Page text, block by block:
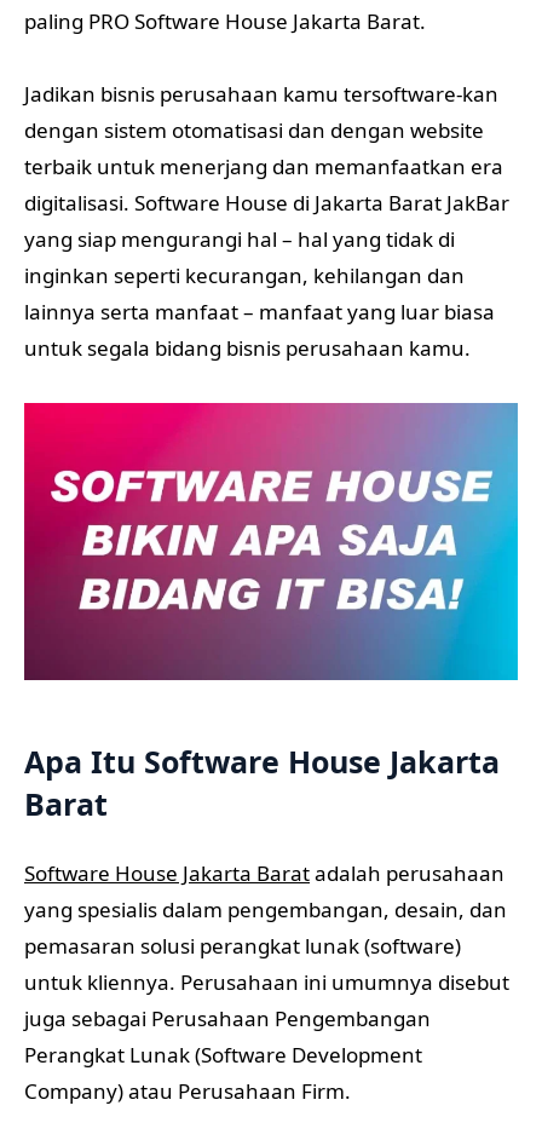
paling PRO Software House Jakarta Barat.
Jadikan bisnis perusahaan kamu tersoftware-kan
dengan sistem otomatisasi dan dengan website
terbaik untuk menerjang dan memanfaatkan era
digitalisasi. Software House di Jakarta Barat JakBar
yang siap mengurangi hal – hal yang tidak di
inginkan seperti kecurangan, kehilangan dan
lainnya serta manfaat – manfaat yang luar biasa
untuk segala bidang bisnis perusahaan kamu.
Apa Itu Software House Jakarta
Barat
Software House Jakarta Baratadalah perusahaan
yang spesialis dalam pengembangan, desain, dan
pemasaran solusi perangkat lunak (software)
untuk kliennya. Perusahaan ini umumnya disebut
juga sebagai Perusahaan Pengembangan
Perangkat Lunak (Software Development
Company) atau Perusahaan Firm.